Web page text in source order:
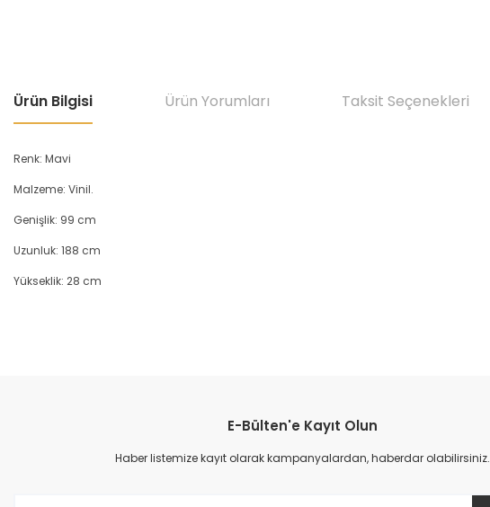
Ürün Bilgisi Ürün Yorumları Taksit Seçenekleri
Renk: Mavi
Malzeme: Vinil.
Genişlik: 99 cm
Uzunluk: 188 cm
Yükseklik: 28 cm
Ürün resmi kalitesiz, bozuk veya görüntülenemiyor.
Ürün açıklamasında eksik bilgiler bulunuyor.
E-Bülten'e Kayıt Olun
Haber listemize kayıt olarak kampanyalardan, haberdar olabilirsiniz.